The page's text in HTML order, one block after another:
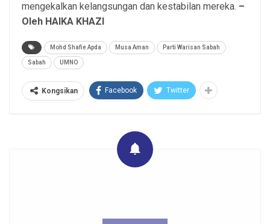
mengekalkan kelangsungan dan kestabilan mereka. –
Oleh HAIKA KHAZI
Mohd Shafie Apda Musa Aman Parti Warisan Sabah
Sabah UMNO
Kongsikan Facebook Twitter